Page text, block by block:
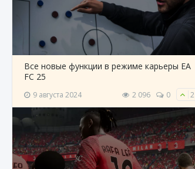
Все новые функции в режиме карьеры EA
FC 25
9 августа 2024 2 096 0 2